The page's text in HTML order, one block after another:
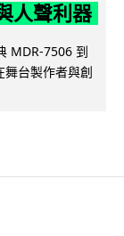
人聲利器
MDR-7506 到
台製作者與創